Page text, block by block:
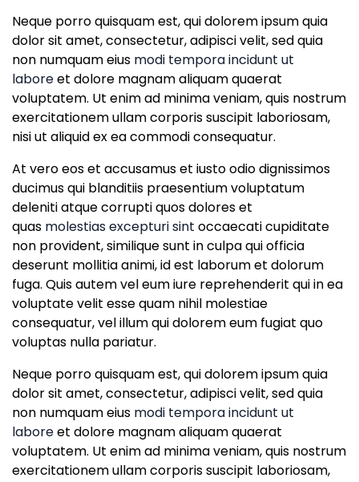
Neque porro quisquam est, qui dolorem ipsum quia
dolor sit amet, consectetur, adipisci velit, sed quia
non numquam eius modi tempora incidunt ut
laboreet dolore magnam aliquam quaerat
voluptatem. Ut enim ad minima veniam, quis nostrum
exercitationem ullam corporis suscipit laboriosam,
nisi ut aliquid ex ea commodi consequatur.
At vero eos et accusamus et iusto odio dignissimos
ducimus qui blanditiis praesentium voluptatum
deleniti atque corrupti quos dolores et
quas molestias excepturi sint occaecati cupiditate
non provident, similique sunt in culpa qui officia
deserunt mollitia animi, id est laborum et dolorum
fuga. Quis autem vel eum iure reprehenderit qui in ea
voluptate velit esse quam nihil molestiae
consequatur, vel illum qui dolorem eum fugiat quo
voluptas nulla pariatur.
Neque porro quisquam est, qui dolorem ipsum quia
dolor sit amet, consectetur, adipisci velit, sed quia
non numquam eius modi tempora incidunt ut
laboreet dolore magnam aliquam quaerat
voluptatem. Ut enim ad minima veniam, quis nostrum
exercitationem ullam corporis suscipit laboriosam,